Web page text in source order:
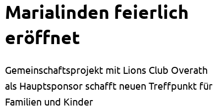
Marialinden feierlich
eröffnet
Gemeinschaftsprojekt mit Lions Club Overath
als Hauptsponsor schafft neuen Treffpunkt für
Familien und Kinder